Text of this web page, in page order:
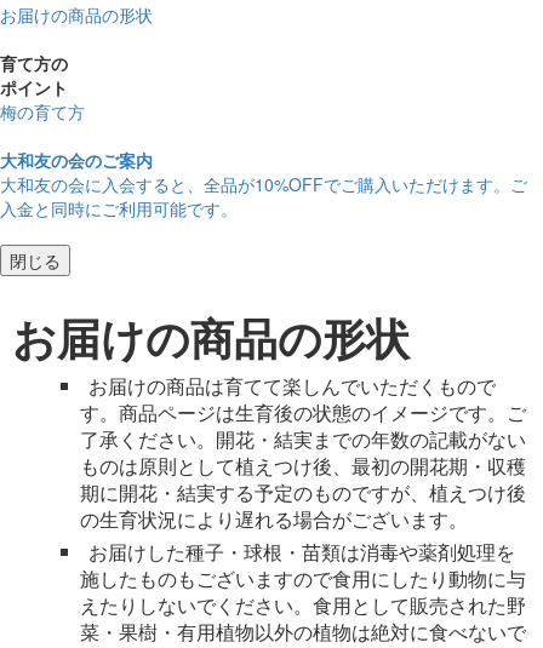
お届けの商品の形状
育て方の
ポイント
梅の育て方
大和友の会のご案内
大和友の会に入会すると、 全品が10%OFFでご購入いただけます。ご
入金と同時にご利用可能です。
閉じる
お届けの商品の形状
お届けの商品は育てて楽しんでいただくもので
す。商品ページは生育後の状態のイメージです。ご
了承ください。開花・結実までの年数の記載がない
ものは原則として植えつけ後、最初の開花期・収穫
期に開花・結実する予定のものですが、植えつけ後
の生育状況により遅れる場合がございます。
お届けした種子・球根・苗類は消毒や薬剤処理を
施したものもございますので食用にしたり動物に与
えたりしないでください。食用として販売された野
菜・果樹・有用植物以外の植物は絶対に食べないで